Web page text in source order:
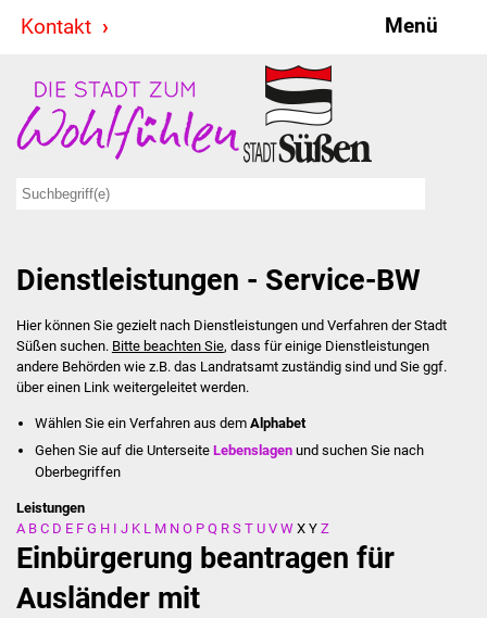
Kontakt Menü
Stadt & Politik
Bürgermeister
Ausschüsse
Ratsinformationssystem
Jugendbeirat
Summerrockfestival
Stadtverwaltung
Dienstleistungen - Service-BW
Hier können Sie gezielt nach Dienstleistungen und Verfahren der Stadt
Süßen suchen. Bitte beachten Sie, dass für einige Dienstleistungen
andere Behörden wie z.B. das Landratsamt zuständig sind und Sie ggf.
über einen Link weitergeleitet werden.
Wählen Sie ein Verfahren aus dem Alphabet
Gehen Sie auf die UnterseiteLebenslagen und suchen Sie nach
Oberbegriffen
Leistungen
A B C D E F G H I J K L M N O P Q R S T U V W X Y Z
Einbürgerung beantragen für
Ausländer mit